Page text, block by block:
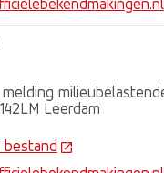
melding
Leerdam